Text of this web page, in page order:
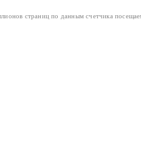
страниц по данным счетчика